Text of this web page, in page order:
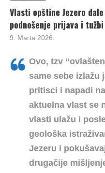
Vlasti opštine Jezero
podnošenje prijava i
9. Marta 2026.
Ovo, tzv
same sebe izlažu
pritisci i napadi
aktuelna vlast se
vlasti ulažu i
geološka
Jezeru i
drugačije